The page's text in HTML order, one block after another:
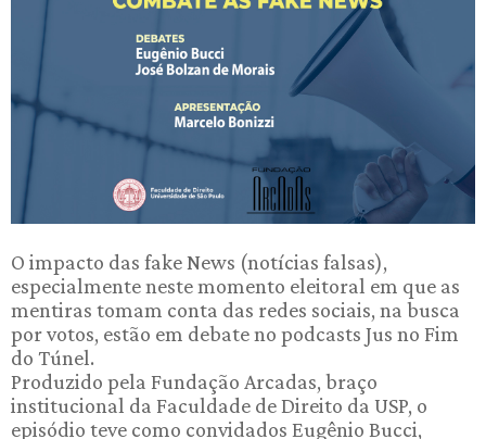
O impacto das fake News (notícias falsas),
especialmente neste momento eleitoral em que as
mentiras tomam conta das redes sociais, na busca
por votos, estão em debate no podcasts Jus no Fim
do Túnel.
Produzido pela Fundação Arcadas, braço
institucional da Faculdade de Direito da USP, o
episódio teve como convidados Eugênio Bucci,